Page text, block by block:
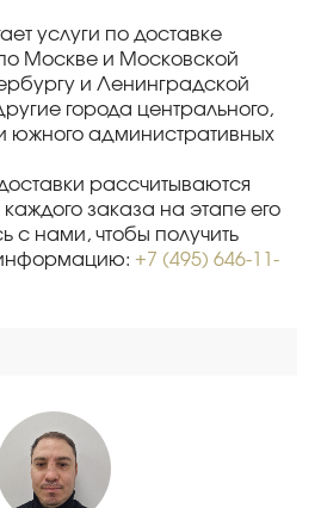
услуги по доставке
Москве и Московской
и Ленинградской
города центрального,
южного административных
рассчитываются
заказа на этапе его
с нами, чтобы получить
+7 (495) 646-11-